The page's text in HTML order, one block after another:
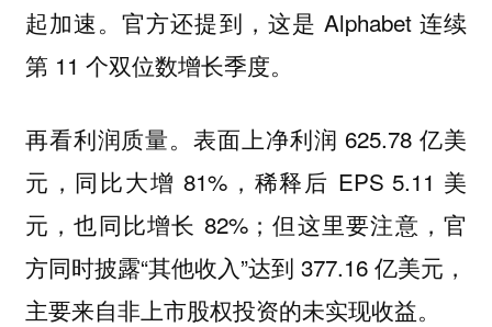
起加速。官方还提到，这是 Alphabet 连续
第 11 个双位数增长季度。
再看利润质量。表面上净利润 625.78 亿美
元，同比大增 81%，稀释后 EPS 5.11 美
元，也同比增长 82%；但这里要注意，官
方同时披露“其他收入”达到 377.16 亿美元，
主要来自非上市股权投资的未实现收益。